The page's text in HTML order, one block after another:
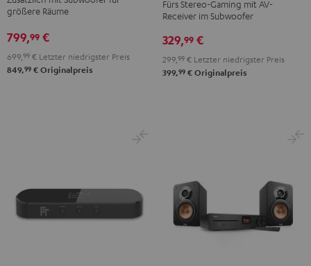
Club
Night
Black
Club
Pure
White
größere Räume
799,99 €
699,99 € Letzter niedrigster Preis
849,99 € Originalpreis
"2.1-
Set"
Schwarz
Fürs Stereo-Gaming mit AV-
Receiver im Subwoofer
329,99 €
299, 99 € Letzter niedrigster Preis
399,99 € Originalpreis